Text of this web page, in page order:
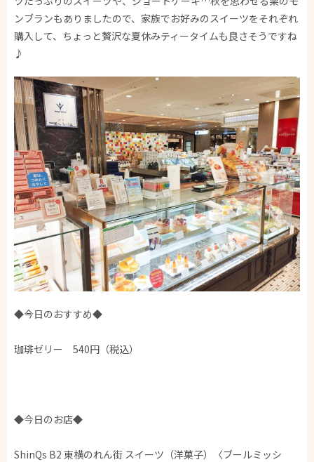
ンブランもありましたので、家族でお好みのスイーツをそれぞれ
購入して、ちょっと贅沢な夏休みティータイムも良さそうですね
♪
◆今日のおすすめ◆
珈琲ゼリー 540円（税込）
◆今日のお店◆
ShinQs B2 東横のれん街 スイーツ（洋菓子）〈ブールミッシ